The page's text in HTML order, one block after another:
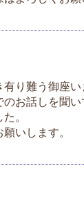
り難う御座い
お話しを聞
。
いします。